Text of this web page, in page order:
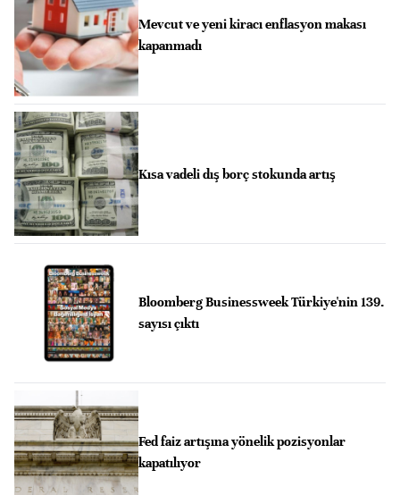
Mevcut ve yeni kiracı enflasyon makası
kapanmadı
Kısa vadeli dış borç stokunda artış
Bloomberg Businessweek Türkiye'nin 139.
sayısı çıktı
Fed faiz artışına yönelik pozisyonlar
kapatılıyor